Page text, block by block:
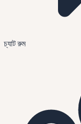
চ্যাট রুম